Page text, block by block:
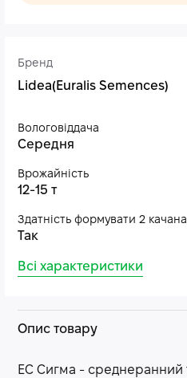
Бренд
Lidea(Euralis Semences)
Вологовіддача
Середня
Врожайність
12-15 т
Здатність формувати 2 качана
Так
Всі характеристики
Опис товару
ЕС Сигма -